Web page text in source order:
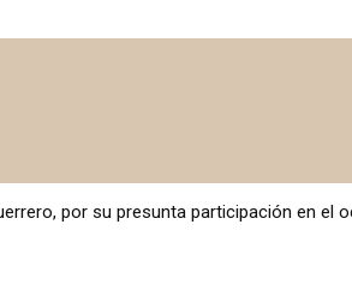
por su presunta participación en